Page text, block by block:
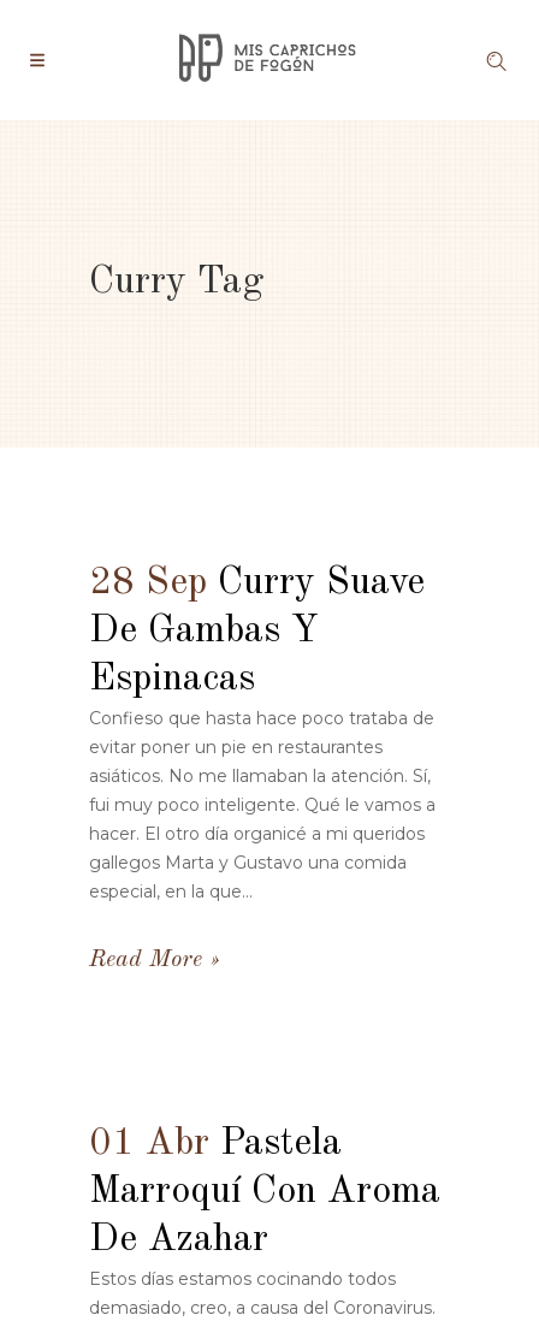
Curry Tag
28 Sep Curry Suave
De Gambas Y
Espinacas
Confieso que hasta hace poco trataba de
evitar poner un pie en restaurantes
asiáticos. No me llamaban la atención. Sí,
fui muy poco inteligente. Qué le vamos a
hacer. El otro día organicé a mi queridos
gallegos Marta y Gustavo una comida
especial, en la que...
Read More
01 Abr Pastela
Marroquí Con Aroma
De Azahar
Estos días estamos cocinando todos
demasiado, creo, a causa del Coronavirus.